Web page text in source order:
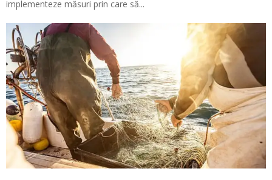
implementeze măsuri prin care să...